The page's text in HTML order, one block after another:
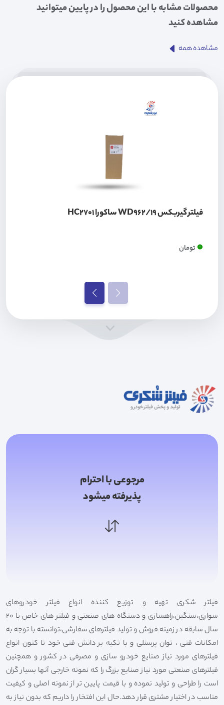
محصولات مشابه با این محصول را در پایین میتوانید
مشاهده کنید
مشاهده همه
فیلتر گیربکس WD962/19 ساکورا HC2701
0تومان
مرجوعی با احترام
پذیرفته میشود
فیلتر شکری تهیه و توزیع کننده انواع فیلتر خودروهای
سواری،سنگین،راهسازی و دستگاه های صنعتی و فیلتر های خاص با 20
سال سابقه در زمینه فروش و تولید فیلترهای سفارشی،توانسته با توجه به
امکانات فنی ، توان پرسنلی و با تکیه بر دانش فنی خود تا کنون انواع
فیلترهای مورد نیاز صنایع خودرو سازی و مصرفی در کشور و همچنین
فیلترهای صنعتی مورد نیاز صنایع بزرگ را که نمونه خارجی آنها بسیار گران
است را طراحی و تولید نموده و با قیمت پایین تر از نمونه اصلی و کیفیت
مناسب در اختیار مشتری قرار دهد.حال این افتخار را داریم که بدون نیاز به